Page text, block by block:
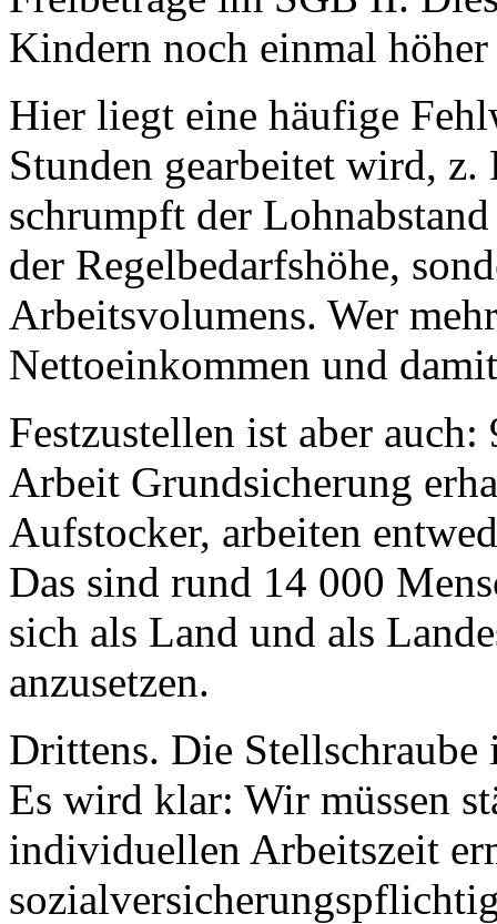
Kindern noch einmal
Hier liegt eine häufige
Stunden gearbeitet wird,
schrumpft der
der Regelbedarfshöhe,
Arbeitsvolumens. Wer
Nettoeinkommen und
Festzustellen ist aber
Arbeit Grundsicherung
Aufstocker, arbeiten
Das sind rund 14 000
sich als Land und als
anzusetzen.
Drittens. Die
Es wird klar: Wir müssen
individuellen Arbeitszeit